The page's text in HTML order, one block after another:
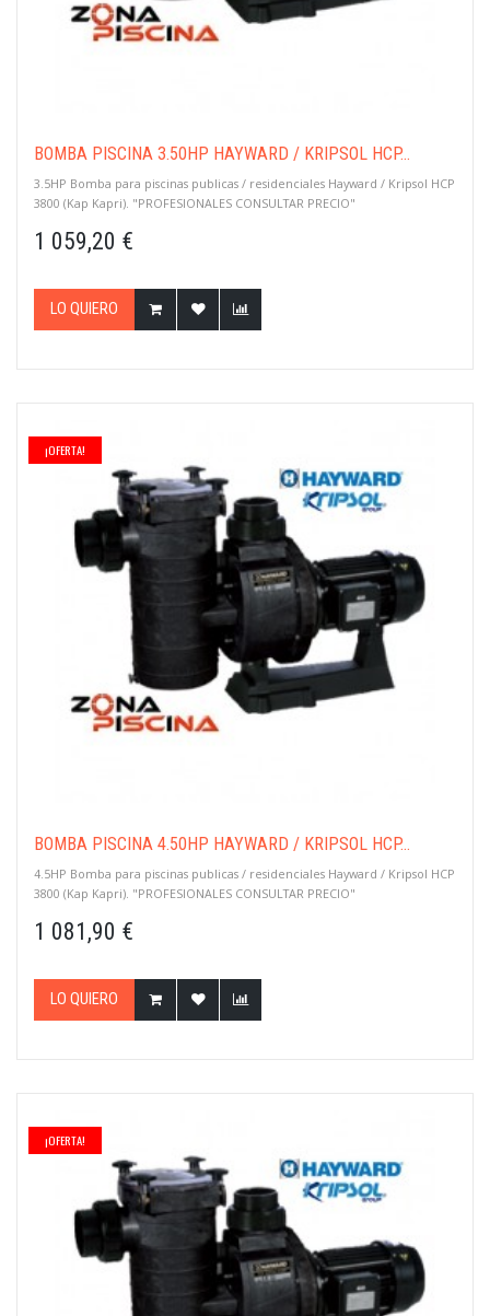
BOMBA PISCINA 3.50HP HAYWARD / KRIPSOL HCP...
3.5HP Bomba para piscinas publicas / residenciales Hayward / Kripsol HCP
3800 (Kap Kapri). "PROFESIONALES CONSULTAR PRECIO"
1 059,20 €
LO QUIERO
¡OFERTA!
BOMBA PISCINA 4.50HP HAYWARD / KRIPSOL HCP...
4.5HP Bomba para piscinas publicas / residenciales Hayward / Kripsol HCP
3800 (Kap Kapri). "PROFESIONALES CONSULTAR PRECIO"
1 081,90 €
LO QUIERO
¡OFERTA!